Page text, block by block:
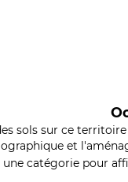
sols sur ce
et
une catégorie pour